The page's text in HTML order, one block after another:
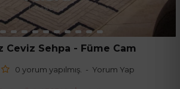
Ceviz Sehpa - Füme Cam
0 yorum yapılmış. - Yorum Yap